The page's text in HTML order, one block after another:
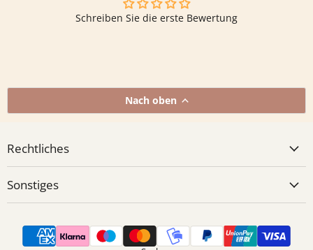
Schreiben Sie die erste Bewertung
Nach oben
Rechtliches
Sonstiges